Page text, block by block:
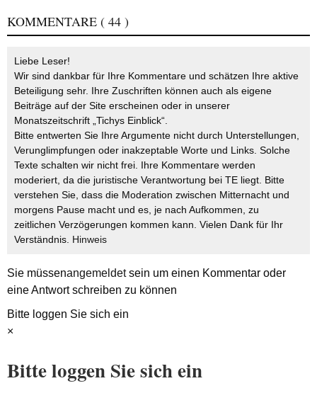
KOMMENTARE ( 44 )
Liebe Leser!
Wir sind dankbar für Ihre Kommentare und schätzen Ihre aktive
Beteiligung sehr. Ihre Zuschriften können auch als eigene
Beiträge auf der Site erscheinen oder in unserer
Monatszeitschrift „Tichys Einblick“.
Bitte entwerten Sie Ihre Argumente nicht durch Unterstellungen,
Verunglimpfungen oder inakzeptable Worte und Links. Solche
Texte schalten wir nicht frei. Ihre Kommentare werden
moderiert, da die juristische Verantwortung bei TE liegt. Bitte
verstehen Sie, dass die Moderation zwischen Mitternacht und
morgens Pause macht und es, je nach Aufkommen, zu
zeitlichen Verzögerungen kommen kann. Vielen Dank für Ihr
Verständnis. Hinweis
Sie müssenangemeldetsein um einen Kommentar oder
eine Antwort schreiben zu können
Bitte loggen Sie sich ein
×
Bitte loggen Sie sich ein